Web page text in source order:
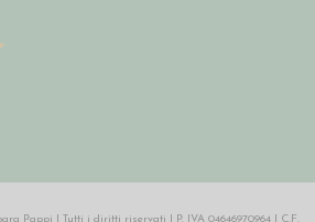
Pappi | Tutti i diritti riservati | P. IVA 04646970964 | C.F.